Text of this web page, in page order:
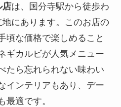
店は、国分寺駅から徒歩わ
にあります。このお店の
頃な価格で楽しめること
ギカルビが人気メニュー
たら忘れられない味わい
インテリアもあり、デー
最適です。